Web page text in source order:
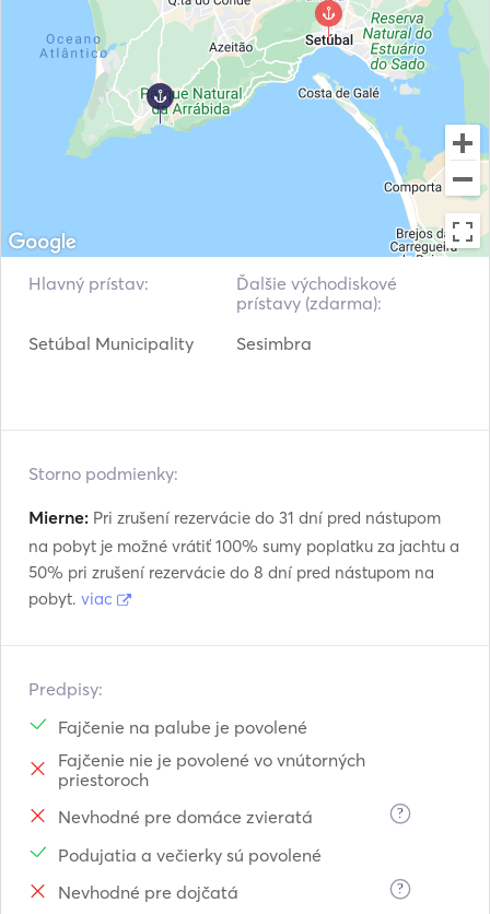
Hlavný prístav:
Setúbal Municipality
Ďalšie východiskové
prístavy (zdarma):
Sesimbra
Storno podmienky:
Mierne: Pri zrušení rezervácie do 31 dní pred nástupom
na pobyt je možné vrátiť 100% sumy poplatku za jachtu a
50% pri zrušení rezervácie do 8 dní pred nástupom na
pobyt. viac
Predpisy:
Fajčenie na palube je povolené
Fajčenie nie je povolené vo vnútorných
priestoroch
Nevhodné pre domáce zvieratá
?
Podujatia a večierky sú povolené
Nevhodné pre dojčatá
?